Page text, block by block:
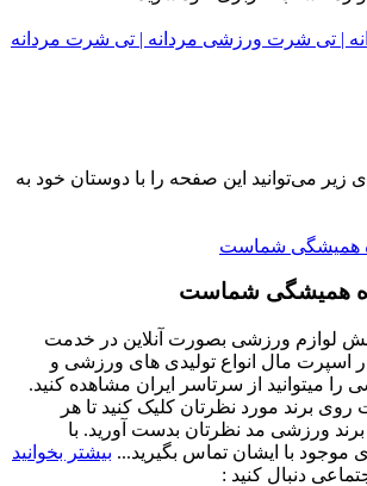
| تی شرت ورزشی مردانه | تی شرت مردانه
زیر می‌توانید این صفحه را با دوستان خود به
همیشگی شماست
لوازم ورزشی بصورت آنلاین در خدمت
اسپرت مال انواع تولیدی های ورزشی و
میتوانید از سرتاسر ایران مشاهده کنید.
برند مورد نظرتان کلیک کنید تا هر
برند ورزشی مد نظرتان بدست آورید. با
موجود با ایشان تماس بگیرید... بیشتر بخوانید
دنبال کنید :